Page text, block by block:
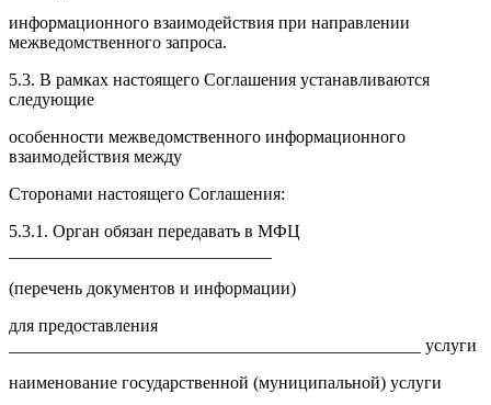
информационного взаимодействия при направлении
межведомственного запроса.
5.3. В рамках настоящего Соглашения устанавливаются
следующие
особенности межведомственного информационного
взаимодействия между
Сторонами настоящего Соглашения:
5.3.1. Орган обязан передавать в МФЦ
(перечень документов и информации)
для предоставления
_______________________________________________ услуги
наименование государственной (муниципальной) услуги